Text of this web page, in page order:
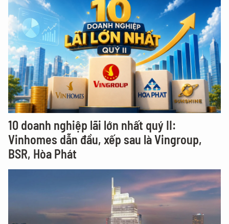
10 doanh nghiệp lãi lớn nhất quý II:
Vinhomes dẫn đầu, xếp sau là Vingroup,
BSR, Hòa Phát